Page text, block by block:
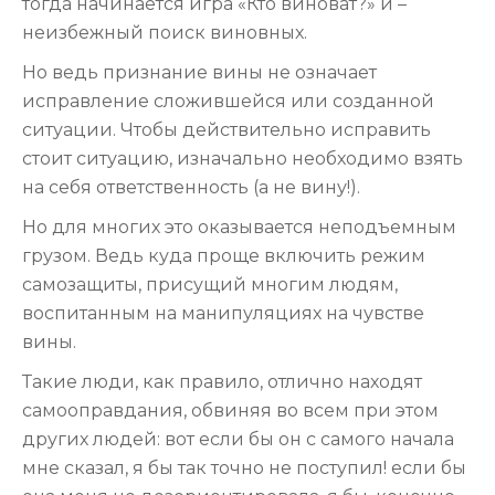
неизбежный поиск виновных.
Но ведь признание вины не означает
исправление сложившейся или созданной
ситуации. Чтобы действительно исправить
стоит ситуацию, изначально необходимо взять
на себя ответственность (а не вину!).
Но для многих это оказывается неподъемным
грузом. Ведь куда проще включить режим
самозащиты, присущий многим людям,
воспитанным на манипуляциях на чувстве
вины.
Такие люди, как правило, отлично находят
самооправдания, обвиняя во всем при этом
других людей: вот если бы он с самого начала
мне сказал, я бы так точно не поступил! если бы